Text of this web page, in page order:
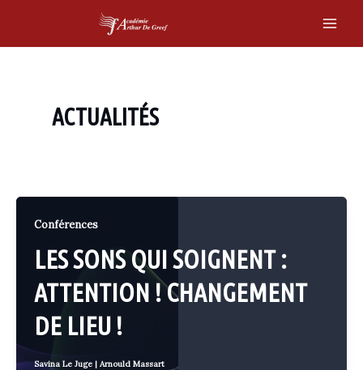
content
ACTUALITÉS
Conférences
LES SONS QUI SOIGNENT :
ATTENTION ! CHANGEMENT
DE LIEU !
Savina Le Juge | Arnould Massart